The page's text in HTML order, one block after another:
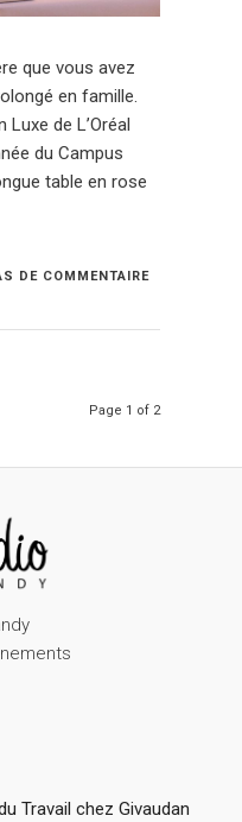
que vous avez
en famille.
de L’Oréal
du Campus
table en rose
DE COMMENTAIRE
Page 1 of 2
Travail chez Givaudan